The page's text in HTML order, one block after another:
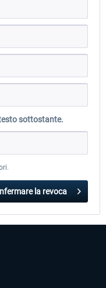
sottostante.
la revoca